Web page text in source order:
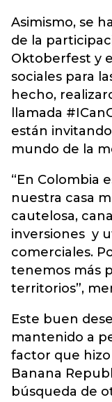
Asimismo, se
de la
Oktoberfest y
sociales para
hecho,
llamada
están
mundo de la
“En Colombia
nuestra casa
cautelosa,
inversiones y
comerciales.
tenemos más
territorios”,
Este buen
mantenido a
factor que hizo
Banana
búsqueda de